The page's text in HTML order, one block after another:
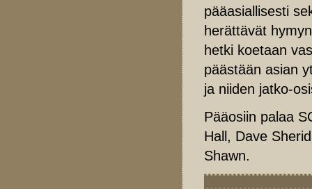
pääasiallisesti
herättävät
hetki koetaan
päästään asian
ja niiden jatko-
Pääosiin palaa
Hall, Dave
Shawn.